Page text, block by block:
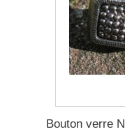
Bouton verre